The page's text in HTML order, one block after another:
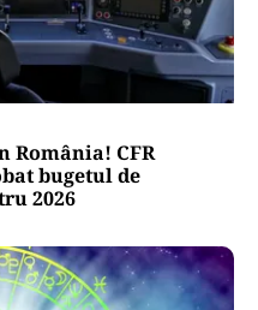
România! CFR
bugetul de
2026